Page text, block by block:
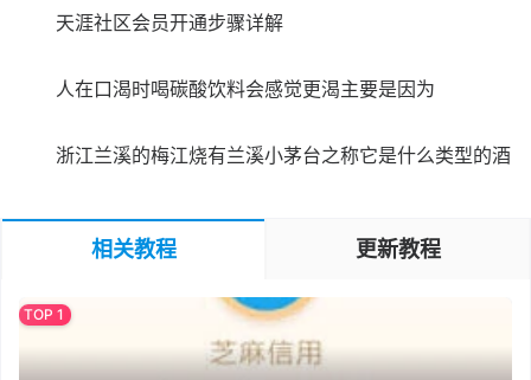
天涯社区会员开通步骤详解
人在口渴时喝碳酸饮料会感觉更渴主要是因为
浙江兰溪的梅江烧有兰溪小茅台之称它是什么类型的酒
相关教程 更新教程